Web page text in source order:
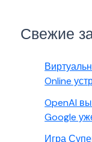
Свежие
Online
OpenAI
Google
Игра